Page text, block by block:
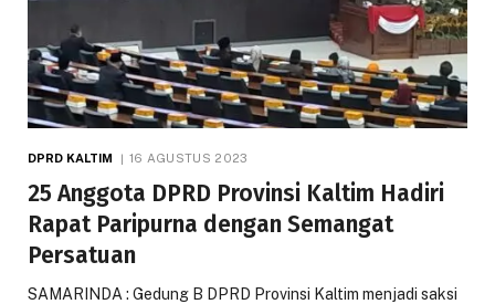
DPRD KALTIM 16 AGUSTUS 2023
25 Anggota DPRD Provinsi Kaltim Hadiri
Rapat Paripurna dengan Semangat
Persatuan
SAMARINDA : Gedung B DPRD Provinsi Kaltim menjadi saksi